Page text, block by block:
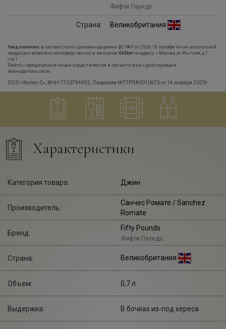
Фифти Паундз
Страна: Великобритания
Уведомление: в соответствии с рекомендациями ФС РАР от 25.06.18 приобретение алкогольной
продукции возможно непосредственно в магазине VinDom по адресу: г.Москва, ул.Мытная, д.7,
стр.1
Работа с юридическим лицам осуществляется в соответствии с действующим
законодательством.
ООО «Интел-С», ИНН 7720794455, Лицензия №77РПА0010673 от 14 января 2020г.
Характеристики
Категория товара: Джин
Производитель:
Санчес Ромате / Sanchez
Romate
Бренд:
Fifty Pounds
Фифти Паундз
Страна: Великобритания
Объем: 0,7 л
Выдержка: В бочках из-под хереса